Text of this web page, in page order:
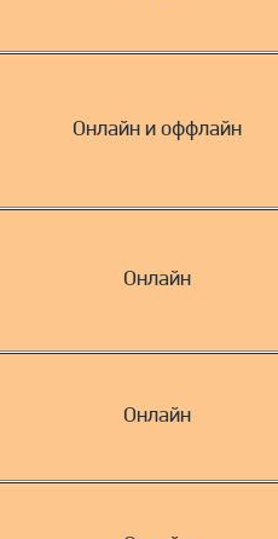
Онлайн и оффлайн
Онлайн
Онлайн